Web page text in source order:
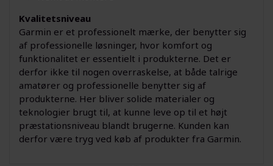
Kvalitetsniveau
Garmin er et professionelt mærke, der benytter sig
af professionelle løsninger, hvor komfort og
funktionalitet er essentielt i produkterne. Det er
derfor ikke til nogen overraskelse, at både talrige
amatører og professionelle benytter sig af
produkterne. Her bliver solide materialer og
teknologier brugt til, at kunne leve op til et højt
præstationsniveau blandt brugerne. Kunden kan
derfor være tryg ved køb af produkter fra Garmin.